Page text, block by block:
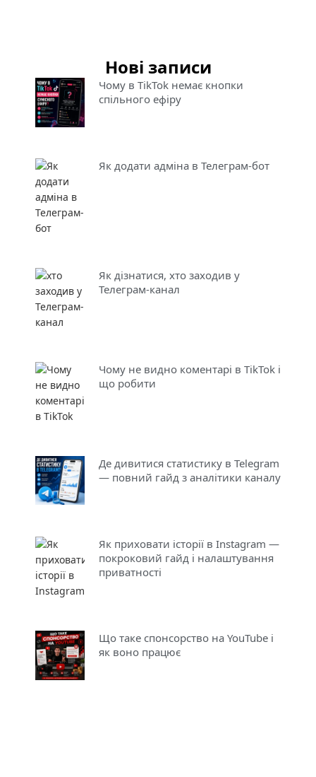
Нові записи
Чому в TikTok немає кнопки
спільного ефіру
Як додати адміна в Телеграм-бот
Як дізнатися, хто заходив у
Телеграм-канал
Чому не видно коментарі в TikTok і
що робити
Де дивитися статистику в Telegram
— повний гайд з аналітики каналу
Як приховати історії в Instagram —
покроковий гайд і налаштування
приватності
Що таке спонсорство на YouTube і
як воно працює